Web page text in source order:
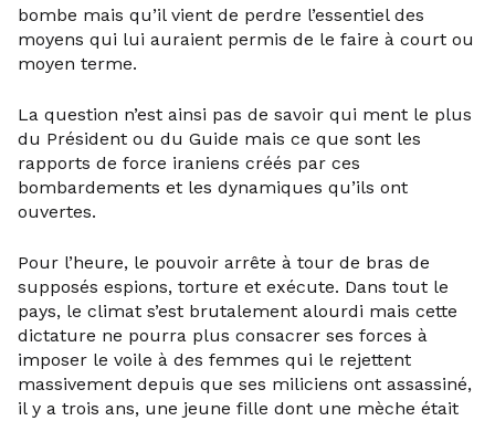
bombe mais qu’il vient de perdre l’essentiel des
moyens qui lui auraient permis de le faire à court ou
moyen terme.
La question n’est ainsi pas de savoir qui ment le plus
du Président ou du Guide mais ce que sont les
rapports de force iraniens créés par ces
bombardements et les dynamiques qu’ils ont
ouvertes.
Pour l’heure, le pouvoir arrête à tour de bras de
supposés espions, torture et exécute. Dans tout le
pays, le climat s’est brutalement alourdi mais cette
dictature ne pourra plus consacrer ses forces à
imposer le voile à des femmes qui le rejettent
massivement depuis que ses miliciens ont assassiné,
il y a trois ans, une jeune fille dont une mèche était